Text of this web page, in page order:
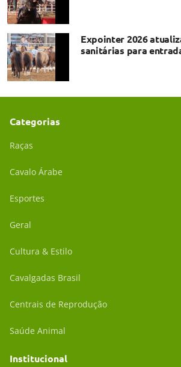
Expointer 2026
sanitárias para
Categorias
Raças
Cavalo Árabe
Esportes
Geral
Cultura & Estilo
Cavalgadas Brasil
Centrais de Reprodução
Saúde Animal
Institucional